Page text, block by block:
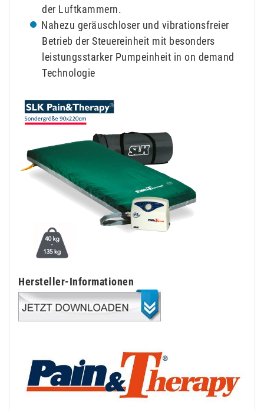
der Luftkammern.
Nahezu geräuschloser und vibrationsfreier
Betrieb der Steuereinheit mit besonders
leistungsstarker Pumpeinheit in on demand
Technologie
Hersteller-Informationen